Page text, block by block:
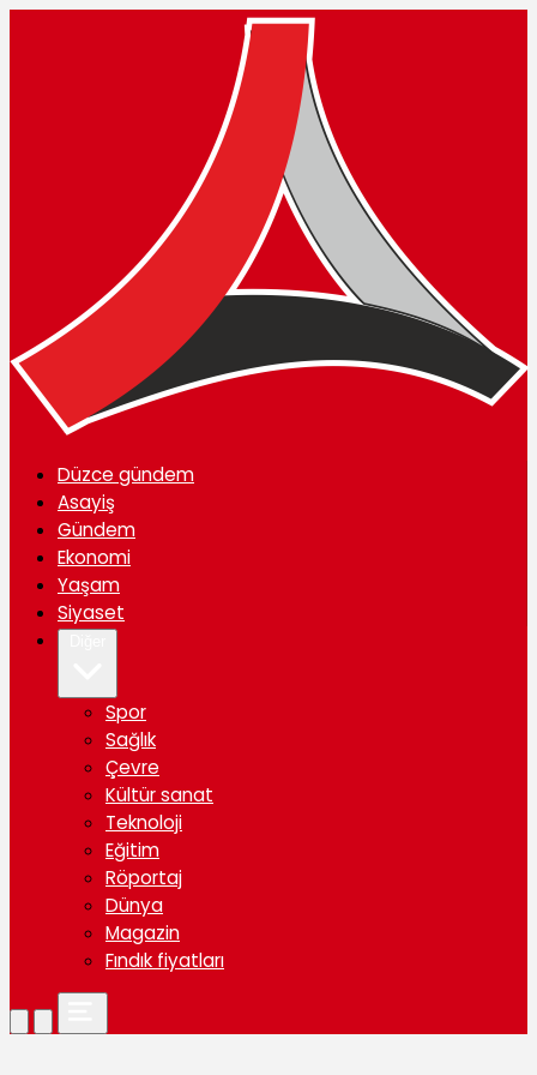
Düzce gündem
Asayiş
Gündem
Ekonomi
Yaşam
Siyaset
Spor
Sağlık
Çevre
Kültür sanat
Teknoloji
Eğitim
Röportaj
Dünya
Magazin
Fındık fiyatları